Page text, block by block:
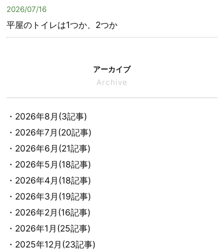
2026/07/16
平屋のトイレは1つか、2つか
アーカイブ
Archive
・2026年8月(3記事)
・2026年7月(20記事)
・2026年6月(21記事)
・2026年5月(18記事)
・2026年4月(18記事)
・2026年3月(19記事)
・2026年2月(16記事)
・2026年1月(25記事)
・2025年12月(23記事)